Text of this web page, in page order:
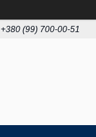
+380 (99) 700-00-51